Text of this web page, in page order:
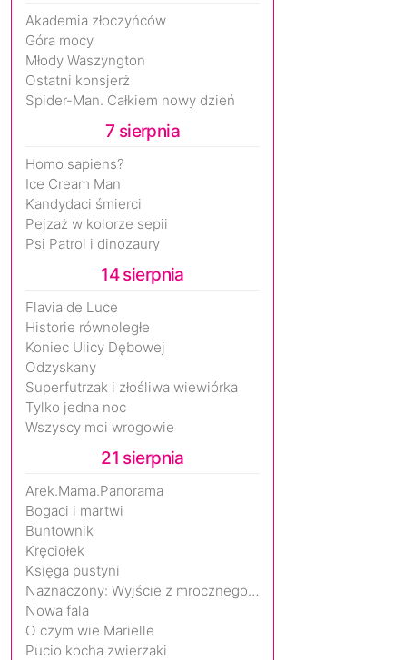
Akademia złoczyńców
Góra mocy
Młody Waszyngton
Ostatni konsjerż
Spider-Man. Całkiem nowy dzień
7 sierpnia
Homo sapiens?
Ice Cream Man
Kandydaci śmierci
Pejzaż w kolorze sepii
Psi Patrol i dinozaury
14 sierpnia
Flavia de Luce
Historie równoległe
Koniec Ulicy Dębowej
Odzyskany
Superfutrzak i złośliwa wiewiórka
Tylko jedna noc
Wszyscy moi wrogowie
21 sierpnia
Arek.Mama.Panorama
Bogaci i martwi
Buntownik
Kręciołek
Księga pustyni
Naznaczony: Wyjście z mrocznego wymiaru
Nowa fala
O czym wie Marielle
Pucio kocha zwierzaki